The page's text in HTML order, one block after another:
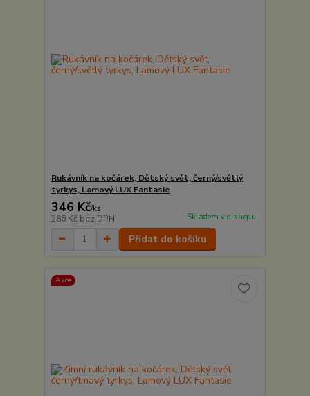
Rukávník na kočárek, Dětský svět, černý/světlý
tyrkys, Lamový LUX Fantasie
346 Kč/ks
286 Kč bez DPH Skladem v e-shopu
Přidat do košíku
Akce